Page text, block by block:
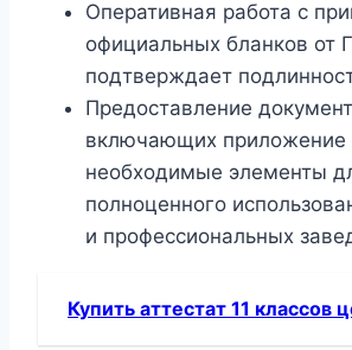
Оперативная работа с
официальных бланков от
подтверждает
Предоставление
включающих приложение
необходимые элементы
полноценного
и профессиональных
Купить аттестат 11 классов